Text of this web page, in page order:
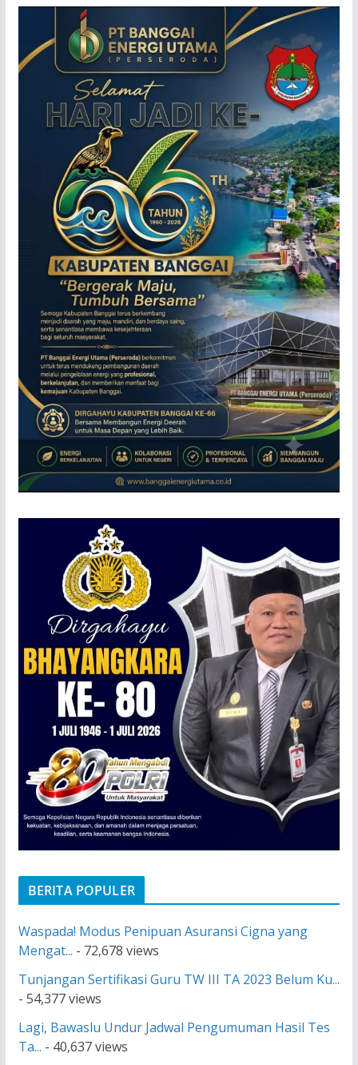
BERITA POPULER
Waspada! Modus Penipuan Asuransi Cigna yang
Mengat... - 72,678 views
Tunjangan Sertifikasi Guru TW III TA 2023 Belum Ku...
- 54,377 views
Lagi, Bawaslu Undur Jadwal Pengumuman Hasil Tes
Ta... - 40,637 views